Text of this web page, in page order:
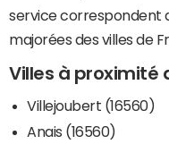
service correspondent
majorées des villes de
Villes à proximité
Villejoubert (16560)
Anais (16560)